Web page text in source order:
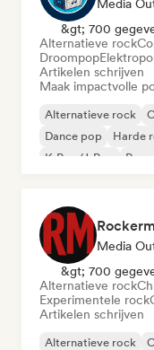
Media
&gt; 700
Alternatieve rock
Droompop
Artikelen schrijven
Maak impactvolle
Alternatieve rock
Dance pop
Harde
K-Pop/J-Pop
Pop-
Media
&gt; 700
Alternatieve rock
Experimentele rock
Artikelen schrijven
Alternatieve rock